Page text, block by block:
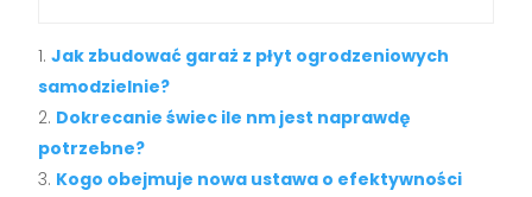
Jak zbudować garaż z płyt ogrodzeniowych
samodzielnie?
Dokrecanie świec ile nm jest naprawdę
potrzebne?
Kogo obejmuje nowa ustawa o efektywności